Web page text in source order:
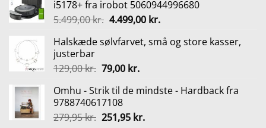
var:
330,00 kr..
er:
247,50 kr..
i5178+ fra irobot 5060944996680
5.499,00kr. Den
pris
5.499,00 kr..
4.499,00 kr.Den
pris
Halskæde sølvfarvet, små og store kasser,
justerbar
129,00kr. Den
pris
var:
129,00 kr..
79,00 kr.Den
pris
79,00 kr..
Omhu - Strik til de mindste - Hardback fra
9788740617108
279,95kr. Den
251,95 kr.Den